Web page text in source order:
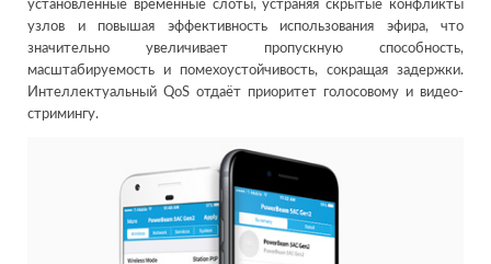
установленные временные слоты, устраняя скрытые конфликты
узлов и повышая эффективность использования эфира, что
значительно увеличивает пропускную способность,
масштабируемость и помехоустойчивость, сокращая задержки.
Интеллектуальный QoS отдаёт приоритет голосовому и видео-
стримингу.